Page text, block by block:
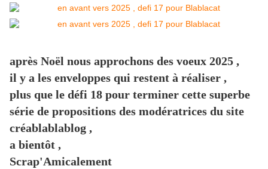
après Noël nous approchons des voeux 2025 ,
il y a les enveloppes qui restent à réaliser ,
plus que le défi 18 pour terminer cette superbe
série de propositions des modératrices du site
créablablablog ,
a bientôt ,
Scrap'Amicalement